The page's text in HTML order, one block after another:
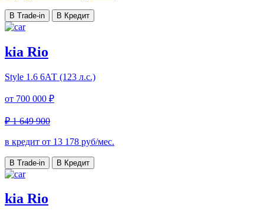
В Trade-in В Кредит
kia Rio
Style 1.6 6АТ (123 л.с.)
от 700 000 ₽
₽ 1 649 900
в кредит от 13 178 руб/мес.
В Trade-in В Кредит
kia Rio